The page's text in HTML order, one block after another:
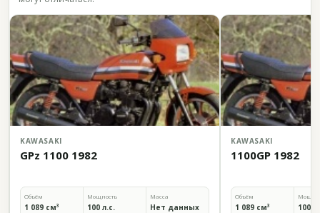
KAWASAKI
GPz 1100 1982
Объём
1 089 см³
Мощность
100 л.с.
Масса
Нет данных
KAWASAKI
1100GP 1982
Объём
1 089 см³ 100